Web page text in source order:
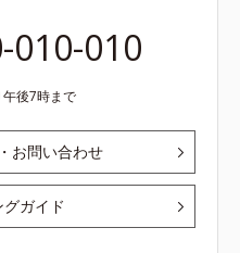
010-010
後7時まで
お問い合わせ
ガイド